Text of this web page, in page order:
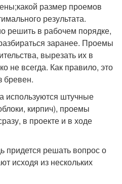
размер проемов
результата.
решить в рабочем порядке,
заранее. Проемы
вырезать их в
не всегда. Как правило, это
бревен.
используются штучные
кирпич), проемы
в проекте и в ходе
придется решать вопрос о
исходя из нескольких